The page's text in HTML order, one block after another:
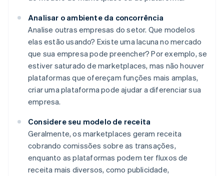
Analisar o ambiente da concorrência
Analise outras empresas do setor. Que modelos
elas estão usando? Existe uma lacuna no mercado
que sua empresa pode preencher? Por exemplo, se
estiver saturado de marketplaces, mas não houver
plataformas que ofereçam funções mais amplas,
criar uma plataforma pode ajudar a diferenciar sua
empresa.
Considere seu modelo de receita
Geralmente, os marketplaces geram receita
cobrando comissões sobre as transações,
enquanto as plataformas podem ter fluxos de
receita mais diversos, como publicidade,